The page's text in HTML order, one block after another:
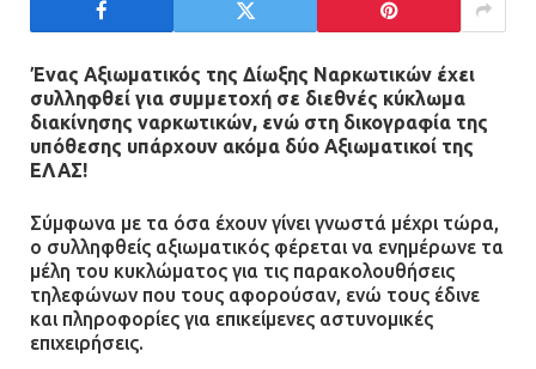
τραυματίας και κυκλοφοριακό χάος
Βριλήσσια: Αυτοκίνητο έσπασε
τζαμαρία και μπήκε μέσα σε μαγαζί
Η Οινόη αποκτά μια νέα, σύγχρονη
και ασφαλή παιδική χαρά
Ένας Αξιωματικός της Δίωξης Ναρκωτικών έχει
συλληφθεί για συμμετοχή σε διεθνές κύκλωμα
διακίνησης ναρκωτικών, ενώ στη δικογραφία της
υπόθεσης υπάρχουν ακόμα δύο Αξιωματικοί της
ΕΛΑΣ!
Σύμφωνα με τα όσα έχουν γίνει γνωστά μέχρι τώρα,
ο συλληφθείς αξιωματικός φέρεται να ενημέρωνε τα
μέλη του κυκλώματος για τις παρακολουθήσεις
τηλεφώνων που τους αφορούσαν, ενώ τους έδινε
και πληροφορίες για επικείμενες αστυνομικές
επιχειρήσεις.